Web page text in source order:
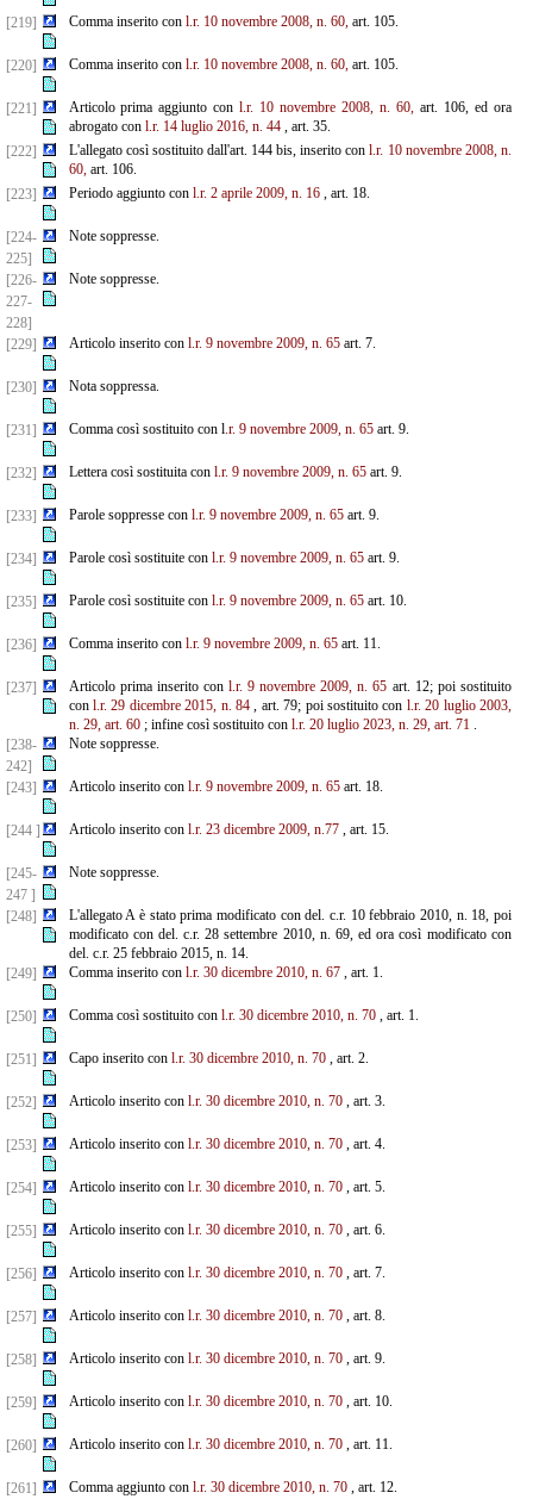
[219] Comma inserito con l.r. 10 novembre 2008, n. 60,art. 105.
[220] Comma inserito con l.r. 10 novembre 2008, n. 60,art. 105.
[221] Articolo prima aggiunto conl.r. 10 novembre 2008, n. 60, art. 106, ed ora
abrogato con l.r. 14 luglio 2016, n. 44, art. 35.
[222]
L'allegato così sostituito dall'art. 144 bis, inserito conl.r. 10 novembre 2008, n.
60,art. 106.
[223]
Periodo aggiunto con l.r. 2 aprile 2009, n. 16, art. 18.
[224-
225]
Note soppresse.
[226-
227-
228]
Note soppresse.
[229] Articolo inserito con l.r. 9 novembre 2009, n. 65art. 7.
[230] Nota soppressa.
[231] Comma così sostituito con l.r. 9 novembre 2009, n. 65art. 9.
[232] Lettera così sostituita con l.r. 9 novembre 2009, n. 65art. 9.
[233] Parole soppresse con l.r. 9 novembre 2009, n. 65art. 9.
[234] Parole così sostituite con l.r. 9 novembre 2009, n. 65art. 9.
[235] Parole così sostituite con l.r. 9 novembre 2009, n. 65art. 10.
[236] Comma inserito con l.r. 9 novembre 2009, n. 65art. 11.
[237] Articolo prima inserito con l.r. 9 novembre 2009, n. 65 art. 12; poi sostituito
con l.r. 29 dicembre 2015, n. 84, art. 79; poi sostituito con l.r. 20 luglio 2003,
n. 29, art. 60; infine così sostituito con l.r. 20 luglio 2023, n. 29, art. 71.
[238-
242]
Note soppresse.
[243] Articolo inserito con l.r. 9 novembre 2009, n. 65art. 18.
[244 ] Articolo inserito con l.r. 23 dicembre 2009, n.77, art. 15.
[245-
247 ]
Note soppresse.
[248]
L'allegato A è stato prima modificato con del. c.r. 10 febbraio 2010, n. 18, poi
modificato con del. c.r. 28 settembre 2010, n. 69, ed ora così modificato con
del. c.r. 25 febbraio 2015, n. 14.
[249]
Comma inserito con l.r. 30 dicembre 2010, n. 67, art. 1.
[250] Comma così sostituito con l.r. 30 dicembre 2010, n. 70, art. 1.
[251] Capo inserito con l.r. 30 dicembre 2010, n. 70, art. 2.
[252] Articolo inserito con l.r. 30 dicembre 2010, n. 70, art. 3.
[253] Articolo inserito con l.r. 30 dicembre 2010, n. 70, art. 4.
[254] Articolo inserito con l.r. 30 dicembre 2010, n. 70, art. 5.
[255] Articolo inserito con l.r. 30 dicembre 2010, n. 70, art. 6.
[256] Articolo inserito con l.r. 30 dicembre 2010, n. 70, art. 7.
[257] Articolo inserito con l.r. 30 dicembre 2010, n. 70, art. 8.
[258] Articolo inserito con l.r. 30 dicembre 2010, n. 70, art. 9.
[259] Articolo inserito con l.r. 30 dicembre 2010, n. 70, art. 10.
[260] Articolo inserito con l.r. 30 dicembre 2010, n. 70, art. 11.
[261] Comma aggiunto con l.r. 30 dicembre 2010, n. 70, art. 12.